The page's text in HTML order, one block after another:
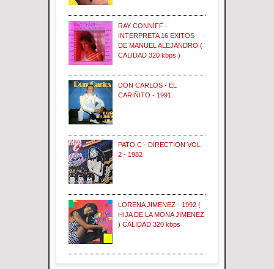
RAY CONNIFF -
INTERPRETA 16 EXITOS
DE MANUEL ALEJANDRO (
CALIDAD 320 kbps )
DON CARLOS - EL
CARIÑITO - 1991
PATO C - DIRECTION VOL
2 - 1982
LORENA JIMENEZ - 1992 (
HIJA DE LA MONA JIMENEZ
) CALIDAD 320 kbps